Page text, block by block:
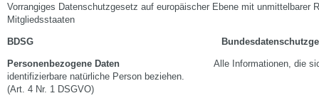
Vorrangiges Datenschutzgesetz auf europäischer Ebene mit unmittelbarer
Mitgliedsstaaten
BDSG
Personenbezogene Daten Alle Informationen, die
identifizierbare natürliche Person beziehen.
(Art. 4 Nr. 1 DSGVO)